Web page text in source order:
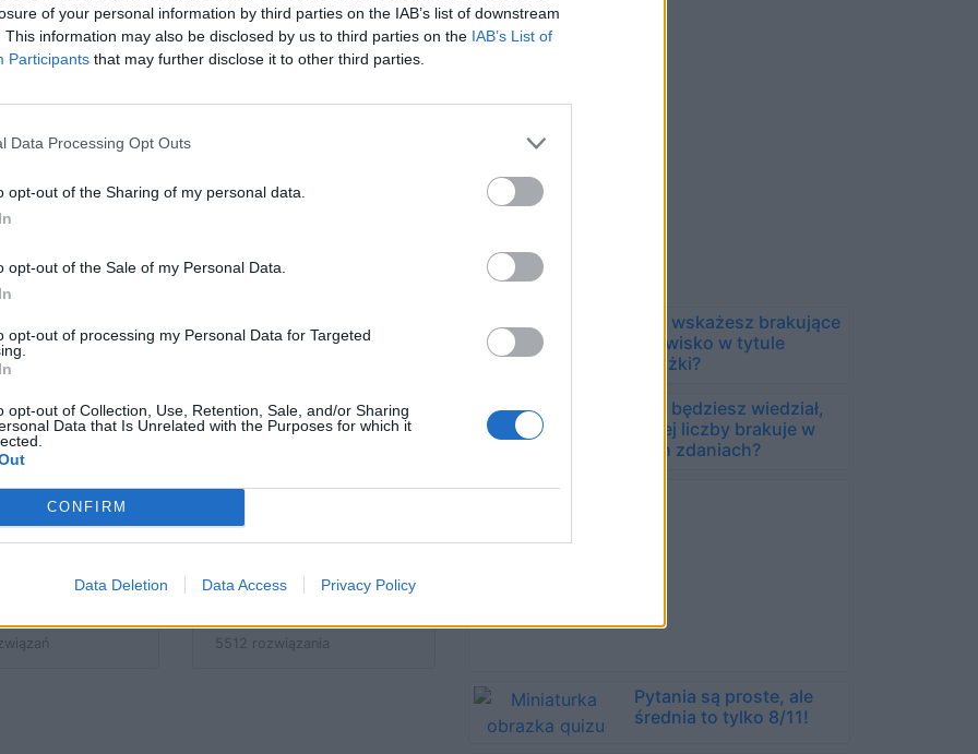
of your personal information by third parties on the IAB’s list of downstream
This information may also be disclosed by us to third parties on the IAB’s List of
Participants that may further disclose it to other third parties.
Data Processing Opt Outs
opt-out of the Sharing of my personal data.
opt-out of the Sale of my Personal Data.
opt-out of processing my Personal Data for Targeted
opt-out of Collection, Use, Retention, Sale, and/or Sharing
Data that Is Unrelated with the Purposes for which it
CONFIRM
Data Deletion Data Access Privacy Policy
filmu to
Czy rozpoznasz
bohaterów
czasów -
je po
kadrze?
dzieci w historii kina
filmy z
25 lat
kina po
kadrze?
Czy rozpoznasz
kultowe polskie
filmy po ich plakacie
kinowym?
5512 rozwiązania
Czy wskażesz brakujące
nazwisko w tytule
książki?
Czy będziesz wiedział,
jakiej liczby brakuje w
tych zdaniach?
Pytania są proste, ale
średnia to tylko 8/11!